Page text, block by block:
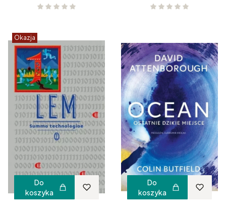
Okazja
Do
koszyka
Do
koszyka